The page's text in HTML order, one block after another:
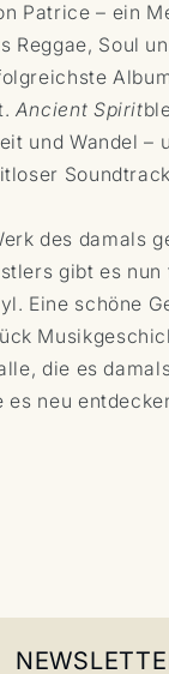
Patrice – ein
Reggae, Soul
Ancient Spirit
und Wandel –
des damals
gibt es
Eine schöne
die es
es neu